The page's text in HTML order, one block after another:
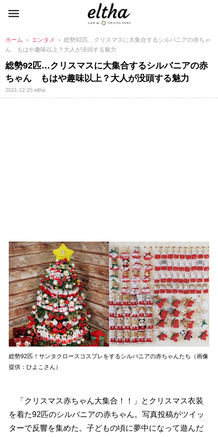
ホーム ＞ エンタメ ＞ 総勢92匹…クリスマスに大集合するシルバニアの赤ちゃ
ん もはや趣味以上？大人が没頭する魅力
総勢92匹…クリスマスに大集合するシルバニアの赤
ちゃん もはや趣味以上？大人が没頭する魅力
2021-12-25eltha
総勢92匹！サンタクロースコスプレをするシルバニアの赤ちゃんたち（画像
提供：ひよこさん）
「クリスマス赤ちゃん大集合！！」とクリスマス衣装
を着た92匹のシルバニアの赤ちゃん。写真投稿がツイッ
ターで反響を集めた。子どもの頃に夢中になって遊んだ